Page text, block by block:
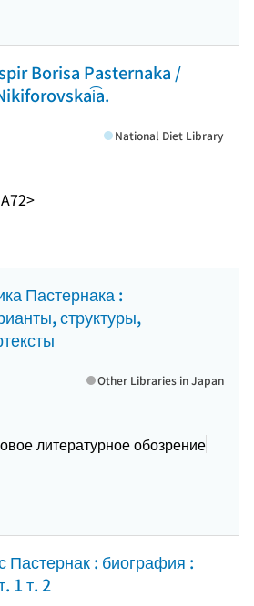
Borisa Pasternaka /
National Diet Library
Пастернака :
структуры,
литературное обозрение
Other Libraries in Japan
Пастернак : биография :
1 т. 2